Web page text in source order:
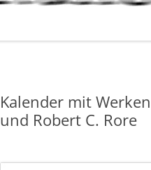
Kalender mit
und Robert C. Rore